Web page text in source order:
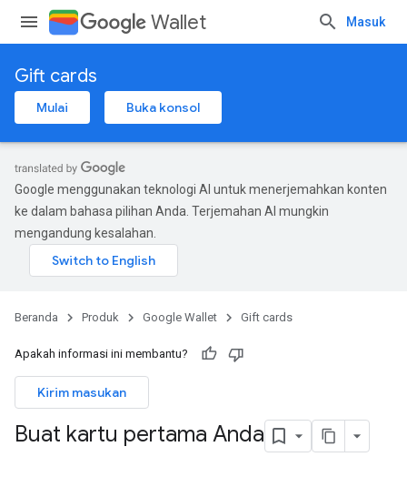
Wallet Masuk
Gift cards
Mulai Buka konsol
Google menggunakan teknologi AI untuk menerjemahkan konten
ke dalam bahasa pilihan Anda. Terjemahan AI mungkin
mengandung kesalahan.
Beranda Produk Google Wallet Gift cards
Apakah informasi ini membantu?
Kirim masukan
Buat kartu pertama Anda